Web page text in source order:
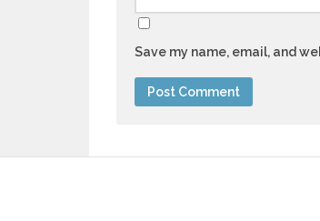
Save my name, email, and